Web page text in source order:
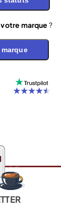
marque ?